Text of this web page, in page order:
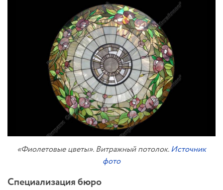
«Фиолетовые цветы». Витражный потолок.Источник
фото
Специализация бюро